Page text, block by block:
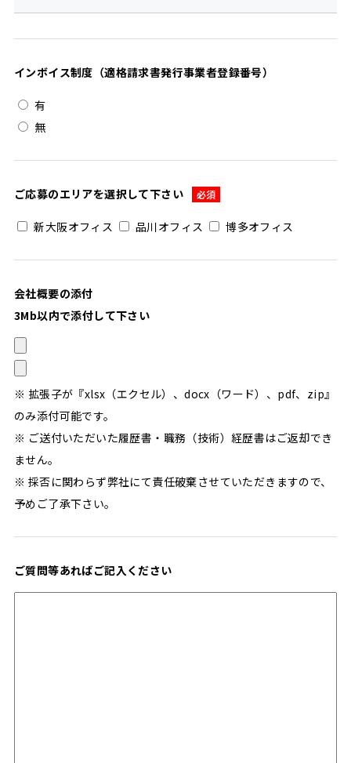
インボイス制度（適格請求書発行事業者登録番号）
有
無
ご応募のエリアを選択して下さい 必須
新大阪オフィス 品川オフィス 博多オフィス
会社概要の添付
3Mb以内で添付して下さい
※ 拡張子が『xlsx（エクセル）、docx（ワード）、pdf、zip』
のみ添付可能です。
※ ご送付いただいた履歴書・職務（技術）経歴書はご返却でき
ません。
※ 採否に関わらず弊社にて責任破棄させていただきますので、
予めご了承下さい。
ご質問等あればご記入ください